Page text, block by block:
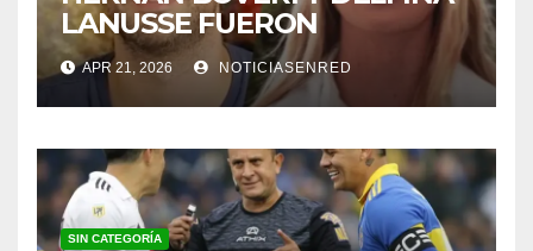
LANUSSE FUERON
INHABILITADOS PARA
EJERCER COMO MÉDICOS
APR 21, 2026 NOTICIASENRED
SIN CATEGORÍA